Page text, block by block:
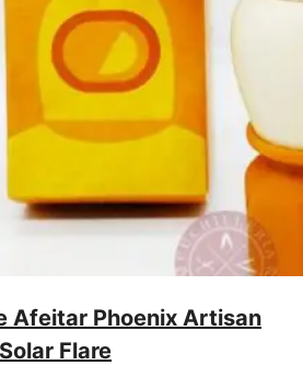
Afeitar Phoenix Artisan
Flare